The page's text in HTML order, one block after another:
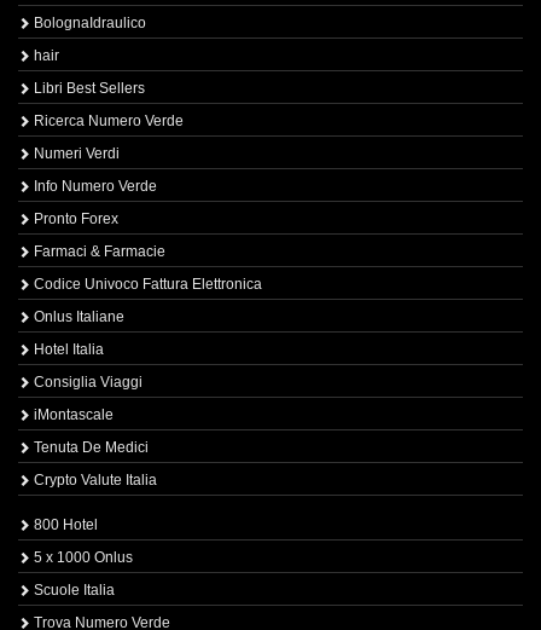
BolognaIdraulico
hair
Libri Best Sellers
Ricerca Numero Verde
Numeri Verdi
Info Numero Verde
Pronto Forex
Farmaci & Farmacie
Codice Univoco Fattura Elettronica
Onlus Italiane
Hotel Italia
Consiglia Viaggi
iMontascale
Tenuta De Medici
Crypto Valute Italia
800 Hotel
5 x 1000 Onlus
Scuole Italia
Trova Numero Verde